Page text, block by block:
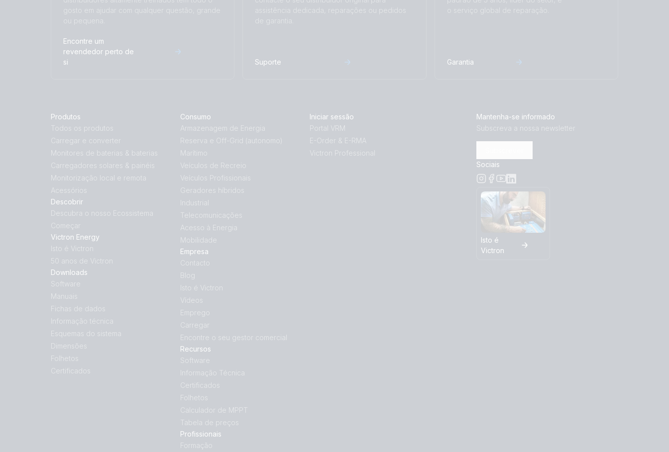
gosto em ajudar com qualquer questão, grande
ou pequena.
Encontre um
revendedor perto de
si
assistência dedicada, reparações ou pedidos
de garantia.
Suporte
o serviço global de reparação.
Garantia
Produtos
Todos os produtos
Carregar e converter
Monitores de baterias & baterias
Carregadores solares & painéis
Monitorização local e remota
Acessórios
Descobrir
Descubra o nosso Ecossistema
Começar
Victron Energy
Isto é Victron
50 anos de Victron
Downloads
Software
Manuais
Fichas de dados
Informação técnica
Esquemas do sistema
Dimensões
Folhetos
Certificados
Consumo
Armazenagem de Energia
Reserva e Off-Grid (autonomo)
Marítimo
Veículos de Recreio
Veículos Profissionais
Geradores híbridos
Industrial
Telecomunicações
Acesso à Energia
Mobilidade
Empresa
Contacto
Blog
Isto é Victron
Vídeos
Emprego
Carregar
Encontre o seu gestor comercial
Recursos
Software
Informação Técnica
Certificados
Folhetos
Calculador de MPPT
Tabela de preços
Profissionais
Formação
Iniciar sessão
Portal VRM
E-Order & E-RMA
Victron Professional
Mantenha-se informado
Subscreva a nossa newsletter
Sociais
Isto é
Victron